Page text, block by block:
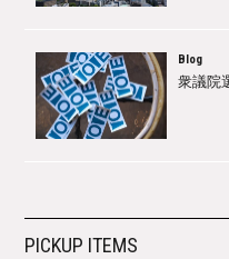
Blog
衆議院
PICKUP ITEMS